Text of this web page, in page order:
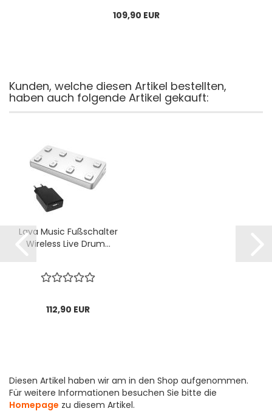
109,90 EUR
Kunden, welche diesen Artikel bestellten,
haben auch folgende Artikel gekauft:
Lava Music Fußschalter
Wireless Live Drum...
112,90 EUR
Diesen Artikel haben wir am in den Shop aufgenommen.
Für weitere Informationen besuchen Sie bitte die
Homepage zu diesem Artikel.